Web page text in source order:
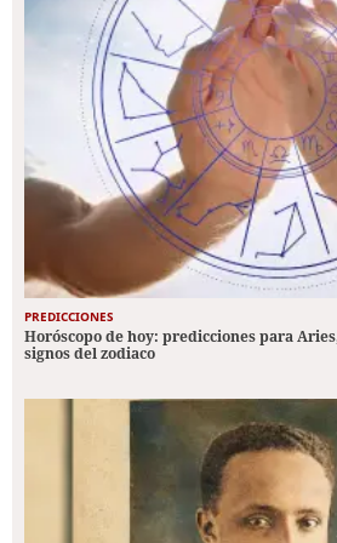
PREDICCIONES
Horóscopo de hoy: predicciones para
signos del zodiaco